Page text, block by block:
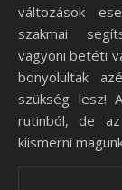
változások
szakmai
vagyoni betéti
bonyolultak
szükség lesz!
rutinból, de
kiismerni